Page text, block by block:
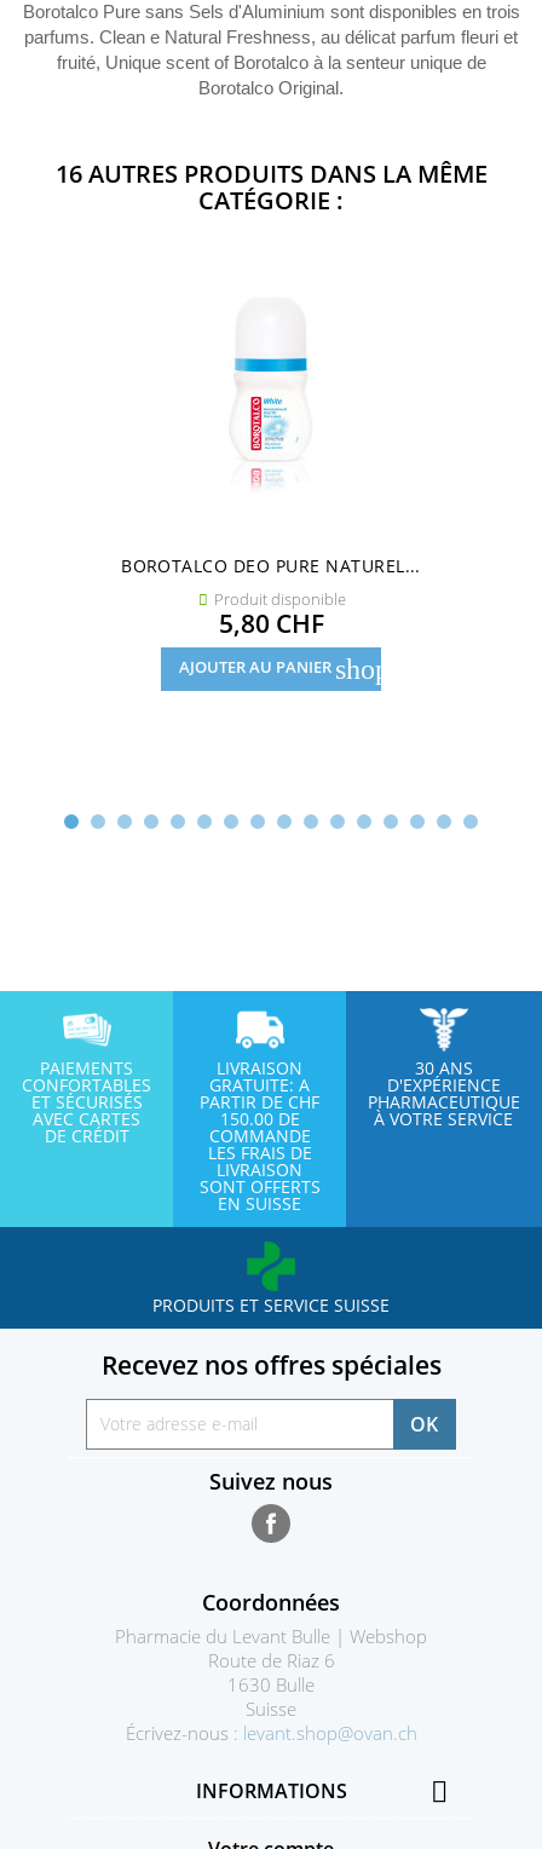
Borotalco Pure sans Sels d'Aluminium sont disponibles en trois
parfums. Clean e Natural Freshness, au délicat parfum fleuri et
fruité, Unique scent of Borotalco à la senteur unique de
Borotalco Original.
16 AUTRES PRODUITS DANS LA MÊME
CATÉGORIE :
BOROTALCO DEO PURE NATUREL...
 Produit disponible
Prix
5,80 CHF
AJOUTER AU PANIER shopping_cart
PAIEMENTS
CONFORTABLES
ET SÉCURISÉS
AVEC CARTES
DE CRÉDIT
LIVRAISON
GRATUITE: A
PARTIR DE CHF
150.00 DE
COMMANDE
LES FRAIS DE
LIVRAISON
SONT OFFERTS
EN SUISSE
30 ANS
D'EXPÉRIENCE
PHARMACEUTIQUE
À VOTRE SERVICE
PRODUITS ET SERVICE SUISSE
Recevez nos offres spéciales
Suivez nous
Coordonnées
Pharmacie du Levant Bulle | Webshop
Route de Riaz 6
1630 Bulle
Suisse
Écrivez-nous : levant.shop@ovan.ch
INFORMATIONS 